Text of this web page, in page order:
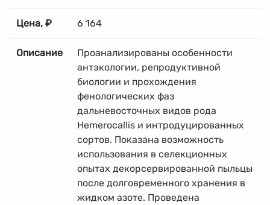
Цена, ₽ 6 164
Описание
Проанализированы особенности
антэкологии, репродуктивной
биологии и прохождения
фенологических фаз
дальневосточных видов рода
Hemerocallis и интродуцированных
сортов. Показана возможность
использования в селекционных
опытах декорсервированной пыльцы
после долговременного хранения в
жидком азоте. Проведена